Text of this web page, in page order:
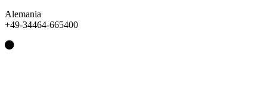
Alemania
+49-34464-665400